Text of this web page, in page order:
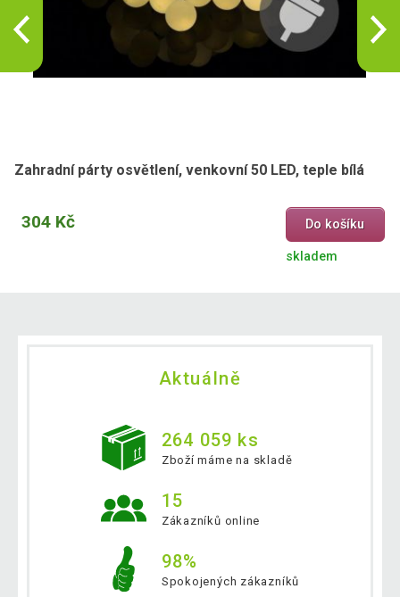
Zahradní párty osvětlení, venkovní 50 LED, teple bílá
304 Kč Do košíku
skladem
Aktuálně
264 059 ks
Zboží máme na skladě
15
Zákazníků online
98%
Spokojených zákazníků